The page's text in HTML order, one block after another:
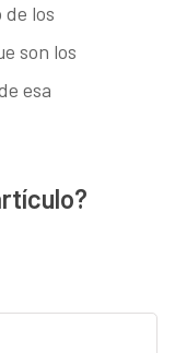
de los
son los
esa